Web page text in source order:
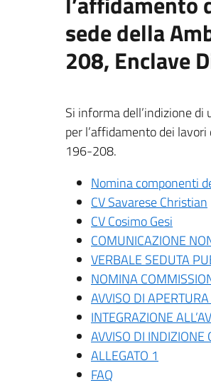
sede della
208, Enclave
Si informa dell’indizione
per l’affidamento dei
196-208.
Nomina componenti
CV Savarese Christian
CV Cosimo Gesi
COMUNICAZIONE
VERBALE SEDUTA
NOMINA
AVVISO DI
INTEGRAZIONE
AVVISO DI INDIZIONE
ALLEGATO 1
FAQ